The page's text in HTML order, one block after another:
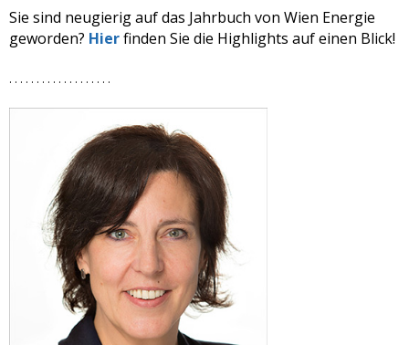
Sie sind neugierig auf das Jahrbuch von Wien Energie
geworden? Hierfinden Sie die Highlights auf einen Blick!
. . . . . . . . . . . . . . . . . . .